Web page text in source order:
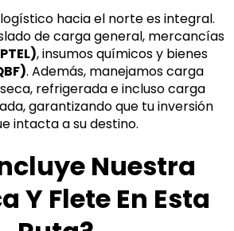
hacia el norte es integral.
de carga general, mercancías
, insumos químicos y bienes
. Además, manejamos carga
refrigerada e incluso carga
garantizando que tu inversión
intacta a su destino.
Nuestra
Y Flete En Esta